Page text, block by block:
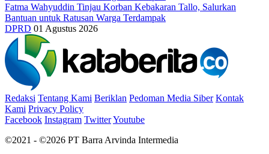
Fatma Wahyuddin Tinjau Korban Kebakaran Tallo, Salurkan
Bantuan untuk Ratusan Warga Terdampak
DPRD 01 Agustus 2026
Redaksi Tentang Kami Beriklan Pedoman Media Siber Kontak
Kami Privacy Policy
Facebook Instagram TwitterYoutube
©2021 - ©2026 PT Barra Arvinda Intermedia